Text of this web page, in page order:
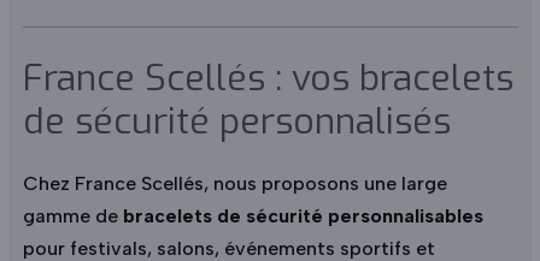
France Scellés : vos bracelets
de sécurité personnalisés
Chez France Scellés, nous proposons une large
gamme de bracelets de sécurité personnalisables
pour festivals, salons, événements sportifs et